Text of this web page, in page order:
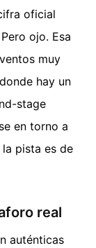
oficial
ojo. Esa
muy
hay un
stage
en torno a
pista es de
real
auténticas